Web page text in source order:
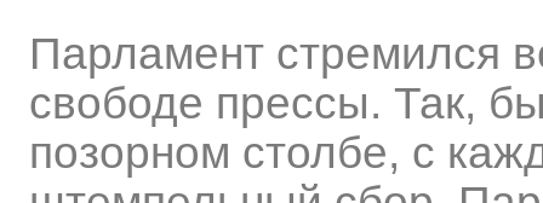
Парламент стремился
свободе прессы. Так,
позорном столбе, с